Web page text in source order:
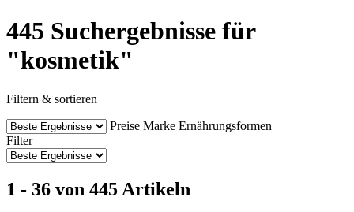
445 Suchergebnisse für
"kosmetik"
Filtern & sortieren
Preise Marke Ernährungsformen
Filter
1 - 36 von 445 Artikeln